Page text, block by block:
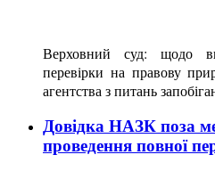
Верховний суд: щодо
перевірки на правову
агентства з питань
Довідка НАЗК поза
проведення повної